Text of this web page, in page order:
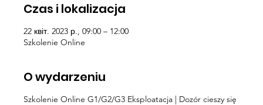
Czas i lokalizacja
22 квіт. 2023 р., 09:00 – 12:00
Szkolenie Online
O wydarzeniu
Szkolenie Online G1/G2/G3 Eksploatacja | Dozór cieszy się